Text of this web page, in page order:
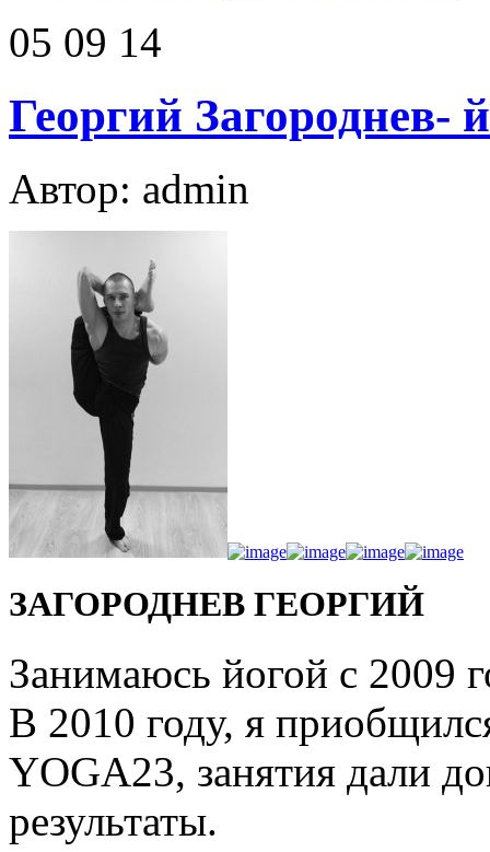
05 09 14
Георгий Загороднев-
Автор: admin
ЗАГОРОДНЕВ ГЕОРГИЙ
Занимаюсь йогой с 2009
В 2010 году, я
YOGA23, занятия дали
результаты.